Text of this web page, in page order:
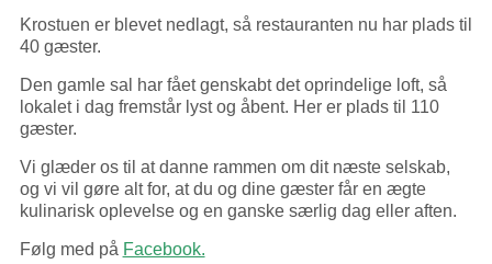
Krostuen er blevet nedlagt, så restauranten nu har plads til
40 gæster.
Den gamle sal har fået genskabt det oprindelige loft, så
lokalet i dag fremstår lyst og åbent. Her er plads til 110
gæster.
Vi glæder os til at danne rammen om dit næste selskab,
og vi vil gøre alt for, at du og dine gæster får en ægte
kulinarisk oplevelse og en ganske særlig dag eller aften.
Følg med på Facebook.